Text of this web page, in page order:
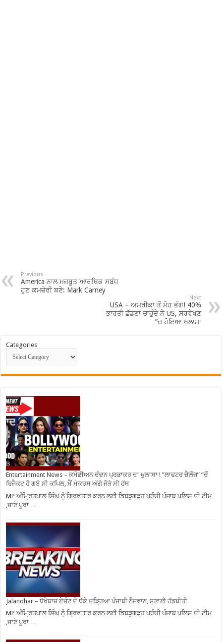
Previous
America ਨਾਲ ਮਜ਼ਬੂਤ ਆਰਥਿਕ ਸਬੰਧ
ਹੁਣ ਕਮਜ਼ੋਰੀ ਬਣੇ: Mark Carney
Next
USA – ਅਮਰੀਕਾ ਤੋਂ ਮੋਹ ਭੰਗ! 40%
ਭਾਰਤੀ ਛੱਡਣਾ ਚਾਹੁੰਦੇ ਨੇ US, ਸਰਵੇਖਣ
”ਚ ਹੋਇਆ ਖੁਲਾਸਾ
Categories
Entertainment News – ਕਮੇਡੀਅਨ ਚੰਦਨ ਪ੍ਰਭਾਕਰ ਦਾ ਖੁਲਾਸਾ ! ”ਲਾਫਟਰ ਚੈਲੇਂਜ” ”ਚੋਂ
ਰਿਜੈਕਟ ਹੋ ਗਏ ਸੀ ਕਪਿਲ, ਮੈਂ ਮੇਕਰਸ ਅੱਗੇ ਜੋੜੇ ਸੀ ਹੱਥ
MP ਅੰਮ੍ਰਿਤਪਾਲ ਸਿੰਘ ਨੂੰ ਗ੍ਰਿਫ਼ਤਾਰ ਕਰਨ ਲਈ ਡਿਬੜੂਗੜ੍ਹ ਪਹੁੰਚੀ ਪੰਜਾਬ ਪੁਲਿਸ ਦੀ ਟੀਮ
,ਜਾਣੋ ਪੂਰਾ …
Jalandhar – ਧੋਖੇਬਾਜ਼ ਏਜੰਟ ਦੇ ਧੱਕੇ ਚੜ੍ਹਿਆ ਪੰਜਾਬੀ ਨੌਜਵਾਨ, ਸੁਣਾਈ ਹੱਡਬੀਤੀ
MP ਅੰਮ੍ਰਿਤਪਾਲ ਸਿੰਘ ਨੂੰ ਗ੍ਰਿਫ਼ਤਾਰ ਕਰਨ ਲਈ ਡਿਬੜੂਗੜ੍ਹ ਪਹੁੰਚੀ ਪੰਜਾਬ ਪੁਲਿਸ ਦੀ ਟੀਮ
,ਜਾਣੋ ਪੂਰਾ …